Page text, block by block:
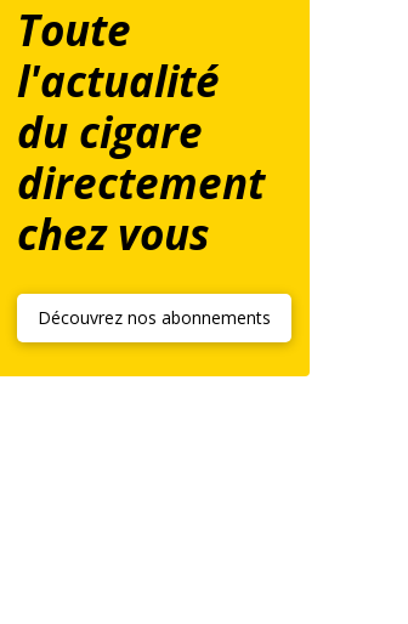
Toute
l'actualité
du cigare
directement
chez vous
Découvrez nos abonnements